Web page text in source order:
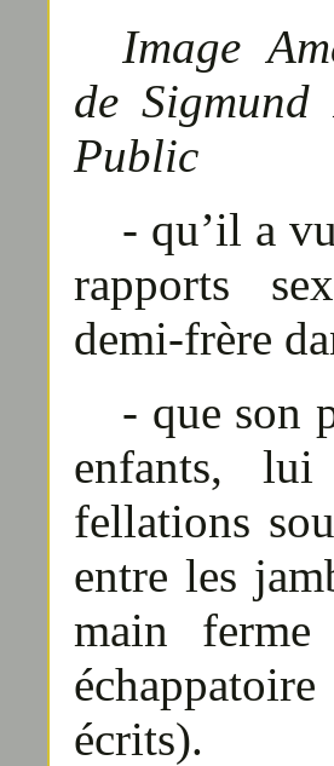
Image
de
Public
- qu’il a
rapports
demi-frère
- que son
enfants,
fellations
entre les
main
écrits).